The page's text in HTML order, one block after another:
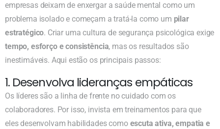
empresas deixam de enxergar a saúde mental como um
problema isolado e começam a tratá-la como um pilar
estratégico. Criar uma cultura de segurança psicológica exige
tempo, esforço e consistência, mas os resultados são
inestimáveis. Aqui estão os principais passos:
1. Desenvolva lideranças empáticas
Os líderes são a linha de frente no cuidado com os
colaboradores. Por isso, invista em treinamentos para que
eles desenvolvam habilidades como escuta ativa, empatia e